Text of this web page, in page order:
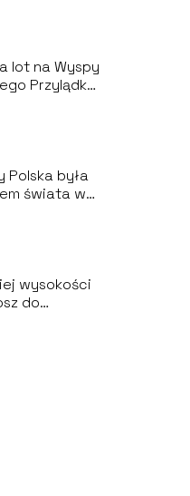
lot na Wyspy
Przylądka
Polska była
świata w
wysokości
do